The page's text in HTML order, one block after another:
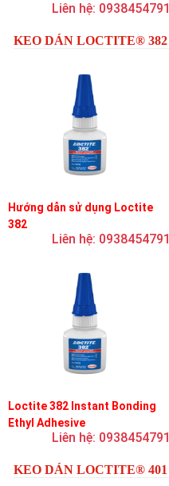
Liên hệ: 0938454791
KEO DÁN LOCTITE® 382
Hướng dẫn sử dụng Loctite
382
Liên hệ: 0938454791
Loctite 382 Instant Bonding
Ethyl Adhesive
Liên hệ: 0938454791
KEO DÁN LOCTITE® 401